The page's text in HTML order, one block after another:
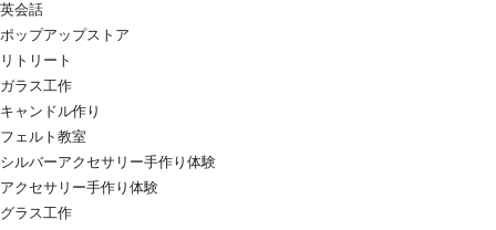
英会話
ポップアップストア
リトリート
ガラス工作
キャンドル作り
フェルト教室
シルバーアクセサリー手作り体験
アクセサリー手作り体験
グラス工作